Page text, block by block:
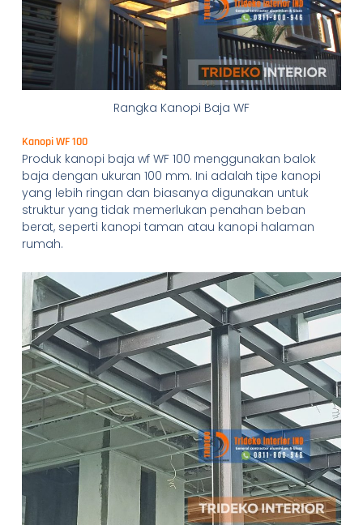
Rangka Kanopi Baja WF
Kanopi WF 100
Produk kanopi baja wf WF 100 menggunakan balok
baja dengan ukuran 100 mm. Ini adalah tipe kanopi
yang lebih ringan dan biasanya digunakan untuk
struktur yang tidak memerlukan penahan beban
berat, seperti kanopi taman atau kanopi halaman
rumah.